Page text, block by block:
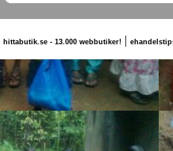
hittabutik.se - 13.000 webbutiker!|
Jörgen Milton